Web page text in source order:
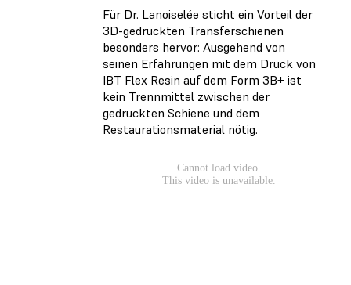
Für Dr. Lanoiselée sticht ein Vorteil der
3D-gedruckten Transferschienen
besonders hervor: Ausgehend von
seinen Erfahrungen mit dem Druck von
IBT Flex Resin auf dem Form 3B+ ist
kein Trennmittel zwischen der
gedruckten Schiene und dem
Restaurationsmaterial nötig.